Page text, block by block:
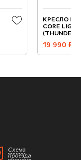
КРЕСЛО
CORE
19 990 руб.
Схема
проезда